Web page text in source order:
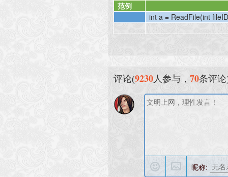
范例
int a = ReadFile(int
评论(9230人参与， 70条评
昵称: